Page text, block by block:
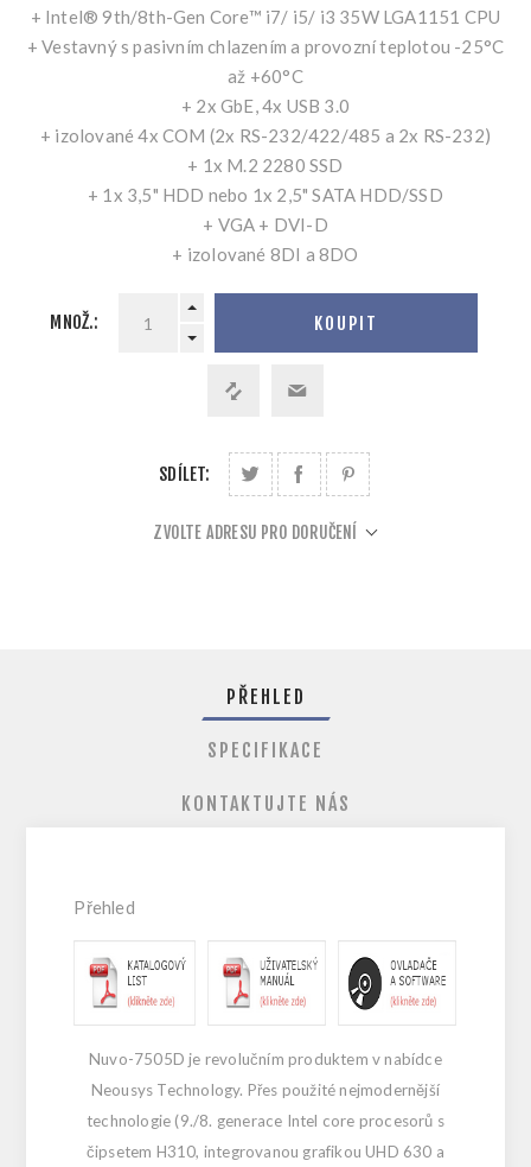
+ Intel® 9th/8th-Gen Core™ i7/ i5/ i3 35W LGA1151 CPU
+ Vestavný s pasivním chlazením a provozní teplotou -25°C
až +60°C
+ 2x GbE, 4x USB 3.0
+ izolované 4x COM (2x RS-232/422/485 a 2x RS-232)
+ 1x M.2 2280 SSD
+ 1x 3,5" HDD nebo 1x 2,5" SATA HDD/SSD
+ VGA + DVI-D
+ izolované 8DI a 8DO
MNOŽ.: KOUPIT
SDÍLET:
ZVOLTE ADRESU PRO DORUČENÍ
PŘEHLED
SPECIFIKACE
KONTAKTUJTE NÁS
Přehled
Nuvo-7505D je revolučním produktem v nabídce
Neousys Technology. Přes použité nejmodernější
technologie (9./8. generace Intel core procesorů s
čipsetem H310, integrovanou grafikou UHD 630 a